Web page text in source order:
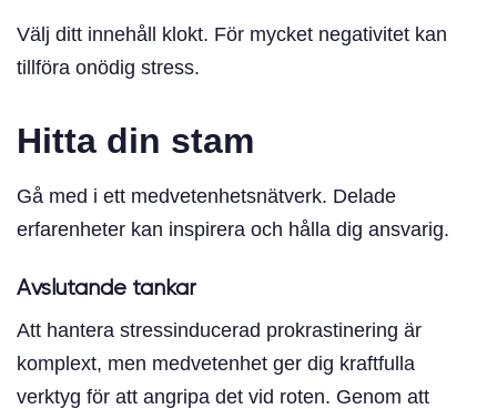
Välj ditt innehåll klokt. För mycket negativitet kan
tillföra onödig stress.
Hitta din stam
Gå med i ett medvetenhetsnätverk. Delade
erfarenheter kan inspirera och hålla dig ansvarig.
Avslutande tankar
Att hantera stressinducerad prokrastinering är
komplext, men medvetenhet ger dig kraftfulla
verktyg för att angripa det vid roten. Genom att